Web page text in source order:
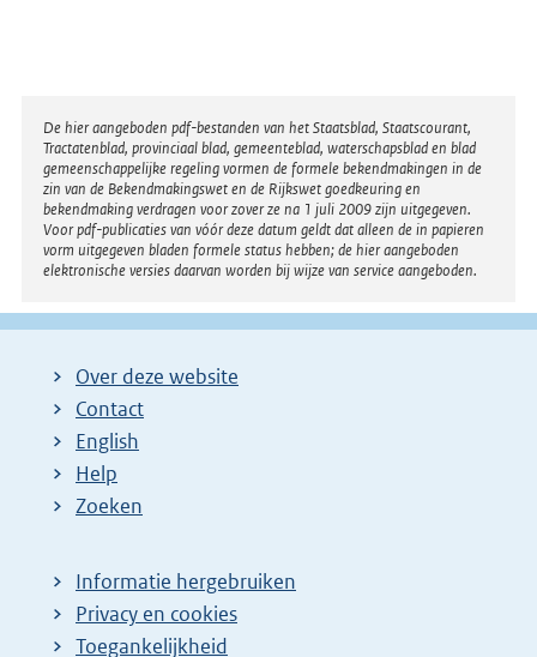
Disclaimer
De hier aangeboden pdf-bestanden van het Staatsblad, Staatscourant,
Tractatenblad, provinciaal blad, gemeenteblad, waterschapsblad en blad
gemeenschappelijke regeling vormen de formele bekendmakingen in de
zin van de Bekendmakingswet en de Rijkswet goedkeuring en
bekendmaking verdragen voor zover ze na 1 juli 2009 zijn uitgegeven.
Voor pdf-publicaties van vóór deze datum geldt dat alleen de in papieren
vorm uitgegeven bladen formele status hebben; de hier aangeboden
elektronische versies daarvan worden bij wijze van service aangeboden.
Over deze website
Contact
English
Help
Zoeken
Informatie hergebruiken
Privacy en cookies
Toegankelijkheid